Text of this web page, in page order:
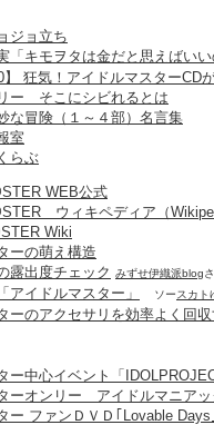
ジョ立ち
「キモヲタは金だと思えばい
】 狂気！アイドルマスターCD
ー そこにシビれるとは
な冒険（１～４部）名言集
室
らぶ
WEB公式
ウィキペディア（
Wiki
ーの萌え構造
露出度チェック みずせ伊織派blog
アイドルマスター」 ソースカト
ーのアクセサリを効率よく回
ー中心イベント「
ーオンリー アイドルマニアッ
ー ファンＤＶＤ｢Lovable Days